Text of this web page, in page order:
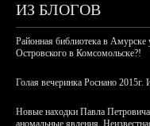
ИЗ БЛОГОВ
Районная библиотека в Амурске
Островского в Комсомольске?!
Голая вечеринка Роснано 2015г.
Новые находки Павла
аномальные явления,